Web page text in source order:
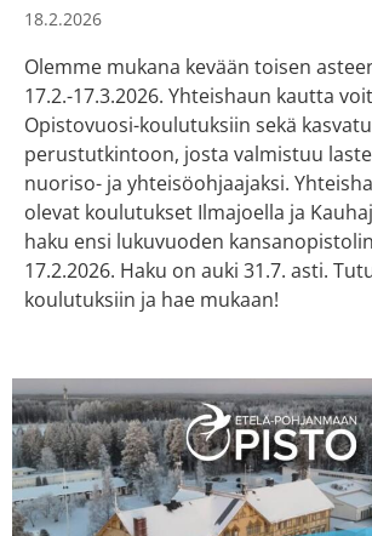
18.2.2026
Olemme mukana kevään toisen
17.2.-17.3.2026. Yhteishaun kautta
Opistovuosi-koulutuksiin sekä
perustutkintoon, josta valmistuu
nuoriso- ja yhteisöohjaajaksi.
olevat koulutukset Ilmajoella ja
haku ensi lukuvuoden
17.2.2026. Haku on auki 31.7. asti.
koulutuksiin ja hae mukaan!